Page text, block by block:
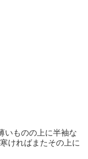
いものの上に半袖な
ければまたその上に